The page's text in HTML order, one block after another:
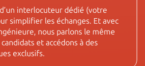
interlocuteur dédié (votre
simplifier les échanges. Et avec
nous parlons le même
et accédons à des
exclusifs.